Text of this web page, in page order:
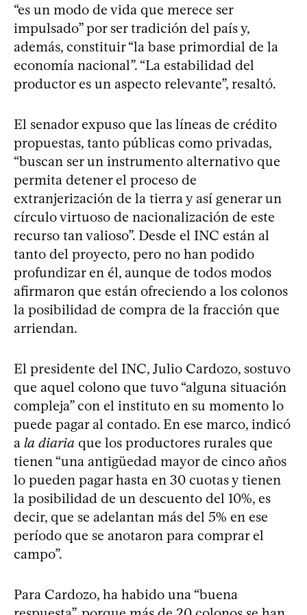
“es un modo de vida que merece ser
impulsado” por ser tradición del país y,
además, constituir “la base primordial de la
economía nacional”. “La estabilidad del
productor es un aspecto relevante”, resaltó.
El senador expuso que las líneas de crédito
propuestas, tanto públicas como privadas,
“buscan ser un instrumento alternativo que
permita detener el proceso de
extranjerización de la tierra y así generar un
círculo virtuoso de nacionalización de este
recurso tan valioso”. Desde el INC están al
tanto del proyecto, pero no han podido
profundizar en él, aunque de todos modos
afirmaron que están ofreciendo a los colonos
la posibilidad de compra de la fracción que
arriendan.
El presidente del INC, Julio Cardozo, sostuvo
que aquel colono que tuvo “alguna situación
compleja” con el instituto en su momento lo
puede pagar al contado. En ese marco, indicó
a la diaria que los productores rurales que
tienen “una antigüedad mayor de cinco años
lo pueden pagar hasta en 30 cuotas y tienen
la posibilidad de un descuento del 10%, es
decir, que se adelantan más del 5% en ese
período que se anotaron para comprar el
campo”.
Para Cardozo, ha habido una “buena